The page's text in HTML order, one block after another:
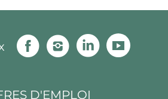
FacebookInstagramLinkedin
D'EMPLOI